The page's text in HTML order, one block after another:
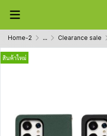
Home-2 ... Clearance sale
สินค้าใหม่